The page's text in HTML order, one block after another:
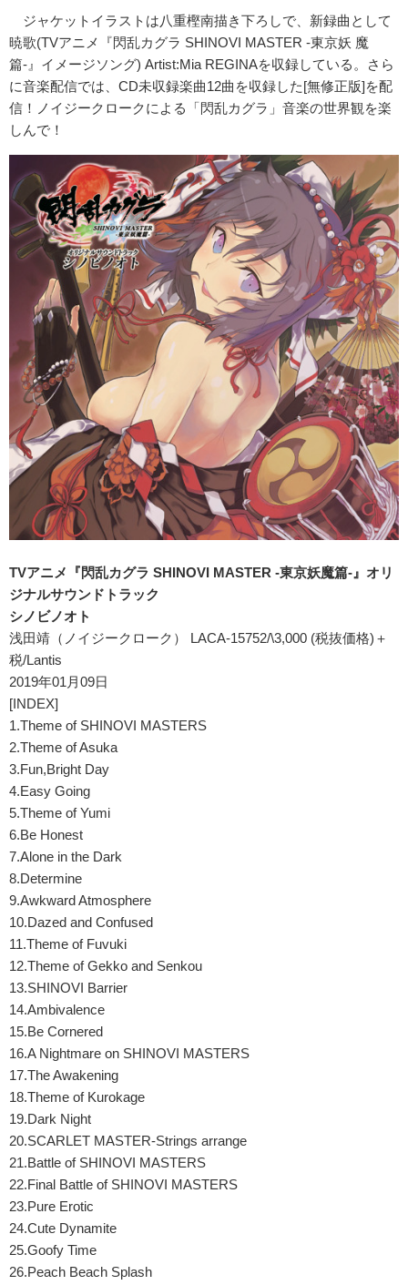
ジャケットイラストは八重樫南描き下ろしで、新録曲として
暁歌(TVアニメ『閃乱カグラ SHINOVI MASTER -東京妖 魔
篇-』イメージソング) Artist:Mia REGINAを収録している。さら
に音楽配信では、CD未収録楽曲12曲を収録した[無修正版]を配
信！ノイジークロークによる「閃乱カグラ」音楽の世界観を楽
しんで！
TVアニメ『閃乱カグラ SHINOVI MASTER -東京妖魔篇-』オリ
ジナルサウンドトラック
シノビノオト
浅田靖（ノイジークローク） LACA-15752/\3,000 (税抜価格)＋
税/Lantis
2019年01月09日
[INDEX]
1.Theme of SHINOVI MASTERS
2.Theme of Asuka
3.Fun,Bright Day
4.Easy Going
5.Theme of Yumi
6.Be Honest
7.Alone in the Dark
8.Determine
9.Awkward Atmosphere
10.Dazed and Confused
11.Theme of Fuvuki
12.Theme of Gekko and Senkou
13.SHINOVI Barrier
14.Ambivalence
15.Be Cornered
16.A Nightmare on SHINOVI MASTERS
17.The Awakening
18.Theme of Kurokage
19.Dark Night
20.SCARLET MASTER-Strings arrange
21.Battle of SHINOVI MASTERS
22.Final Battle of SHINOVI MASTERS
23.Pure Erotic
24.Cute Dynamite
25.Goofy Time
26.Peach Beach Splash